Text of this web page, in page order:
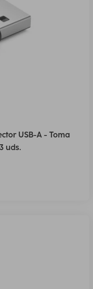
USB-A - Toma
uds.